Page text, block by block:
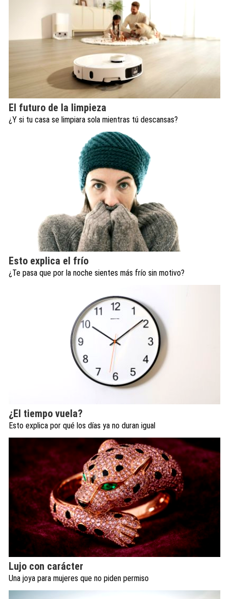
El futuro de la limpieza
¿Y si tu casa se limpiara sola mientras tú descansas?
Esto explica el frío
¿Te pasa que por la noche sientes más frío sin motivo?
¿El tiempo vuela?
Esto explica por qué los días ya no duran igual
Lujo con carácter
Una joya para mujeres que no piden permiso